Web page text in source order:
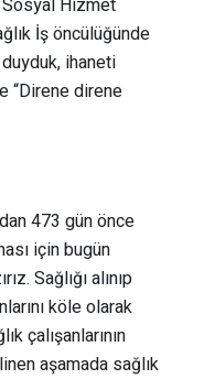
İş öncülüğünde
duyduk, ihaneti
“Direne direne
473 gün önce
için bugün
Sağlığı alınıp
köle olarak
çalışanlarının
aşamada sağlık